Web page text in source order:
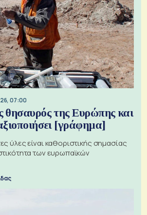
07:00
θησαυρός της Ευρώπης και
[γράφημα]
ύλες είναι καθοριστικής σημασίας
των ευρωπαϊκών